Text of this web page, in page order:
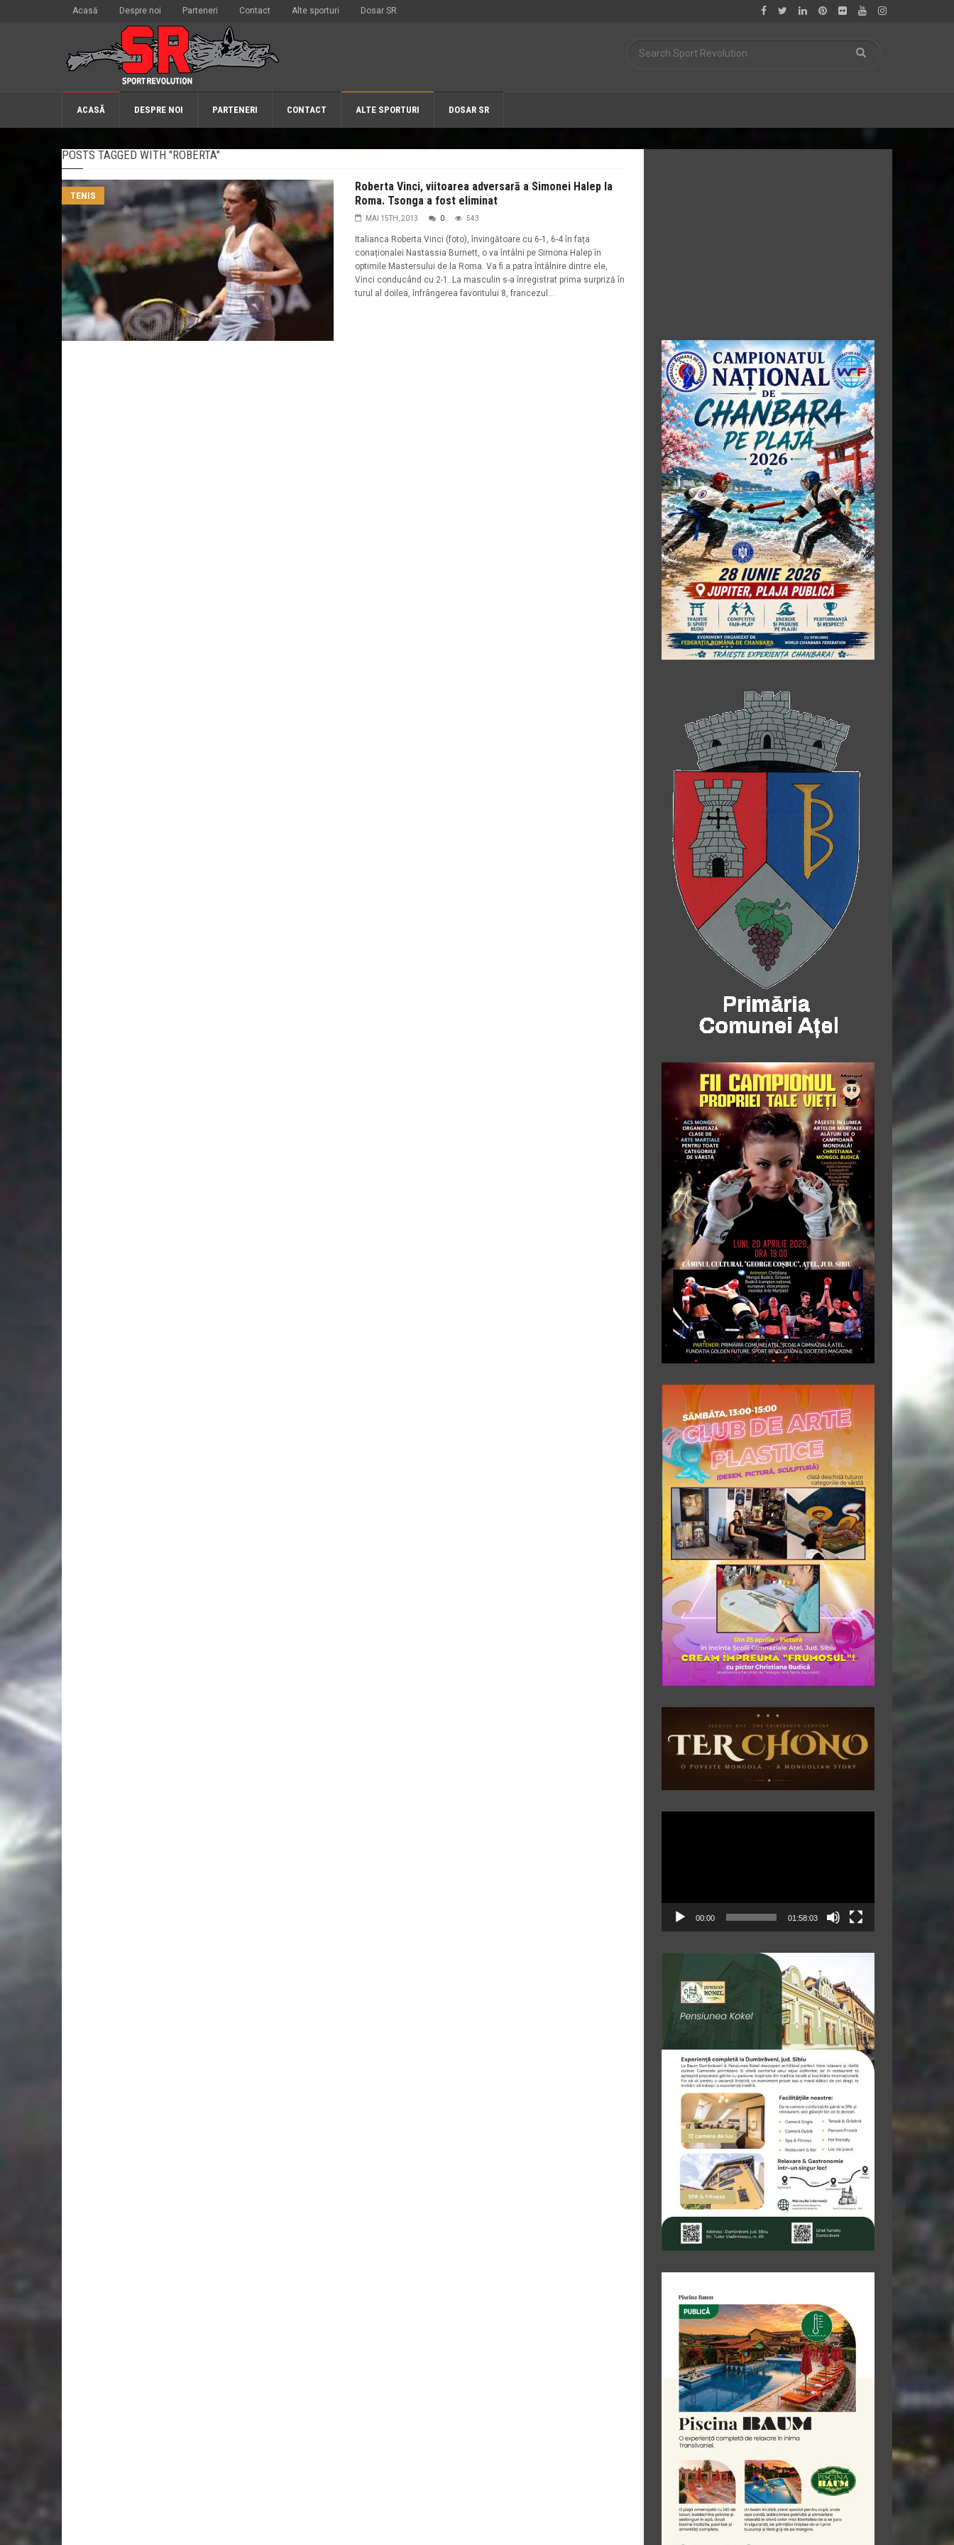
Acasă Despre noi Parteneri Contact Alte sporturi Dosar SR
ACASĂ DESPRE NOI PARTENERI CONTACT ALTE SPORTURI DOSAR SR
POSTS TAGGED WITH "ROBERTA"
TENIS
Roberta Vinci, viitoarea adversară a Simonei Halep la
Roma. Tsonga a fost eliminat
MAI 15TH, 2013 0 543
Italianca Roberta Vinci (foto), învingătoare cu 6-1, 6-4 în fața
conaționalei Nastassia Burnett, o va întâlni pe Simona Halep în
optimile Mastersului de la Roma. Va fi a patra întâlnire dintre ele,
Vinci conducând cu 2-1. La masculin s-a înregistrat prima surpriză în
turul al doilea, înfrângerea favoritului 8, francezul...
00:00 01:58:03